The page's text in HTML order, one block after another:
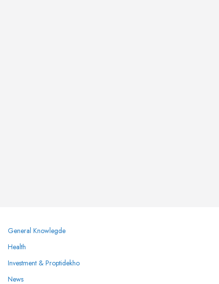
General Knowlegde
Health
Investment & Proptidekho
News